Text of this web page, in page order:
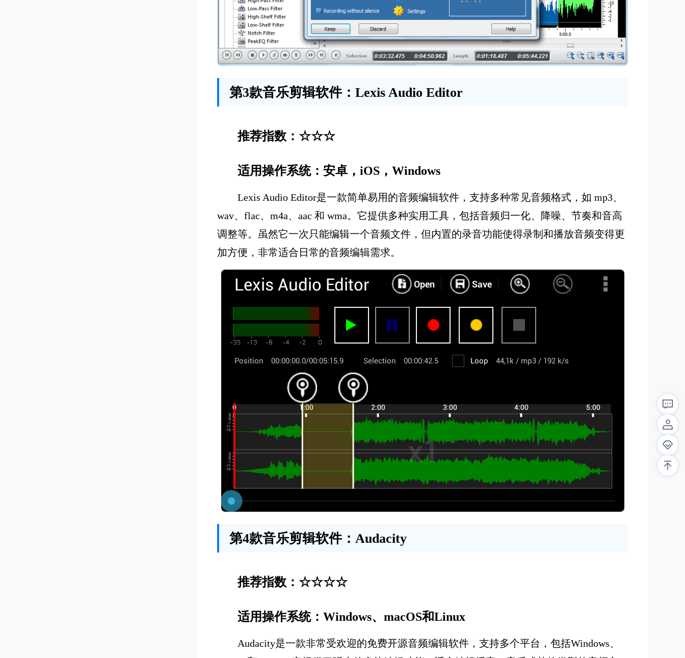
第3款音乐剪辑软件：Lexis Audio Editor
推荐指数：☆☆☆
适用操作系统：安卓，iOS，Windows
Lexis Audio Editor是一款简单易用的音频编辑软件，支持多种常见音频格式，如 mp3、
wav、flac、m4a、aac 和 wma。它提供多种实用工具，包括音频归一化、降噪、节奏和音高
调整等。虽然它一次只能编辑一个音频文件，但内置的录音功能使得录制和播放音频变得更
加方便，非常适合日常的音频编辑需求。
第4款音乐剪辑软件：Audacity
推荐指数：☆☆☆☆
适用操作系统：Windows、macOS和Linux
Audacity是一款非常受欢迎的免费开源音频编辑软件，支持多个平台，包括Windows、